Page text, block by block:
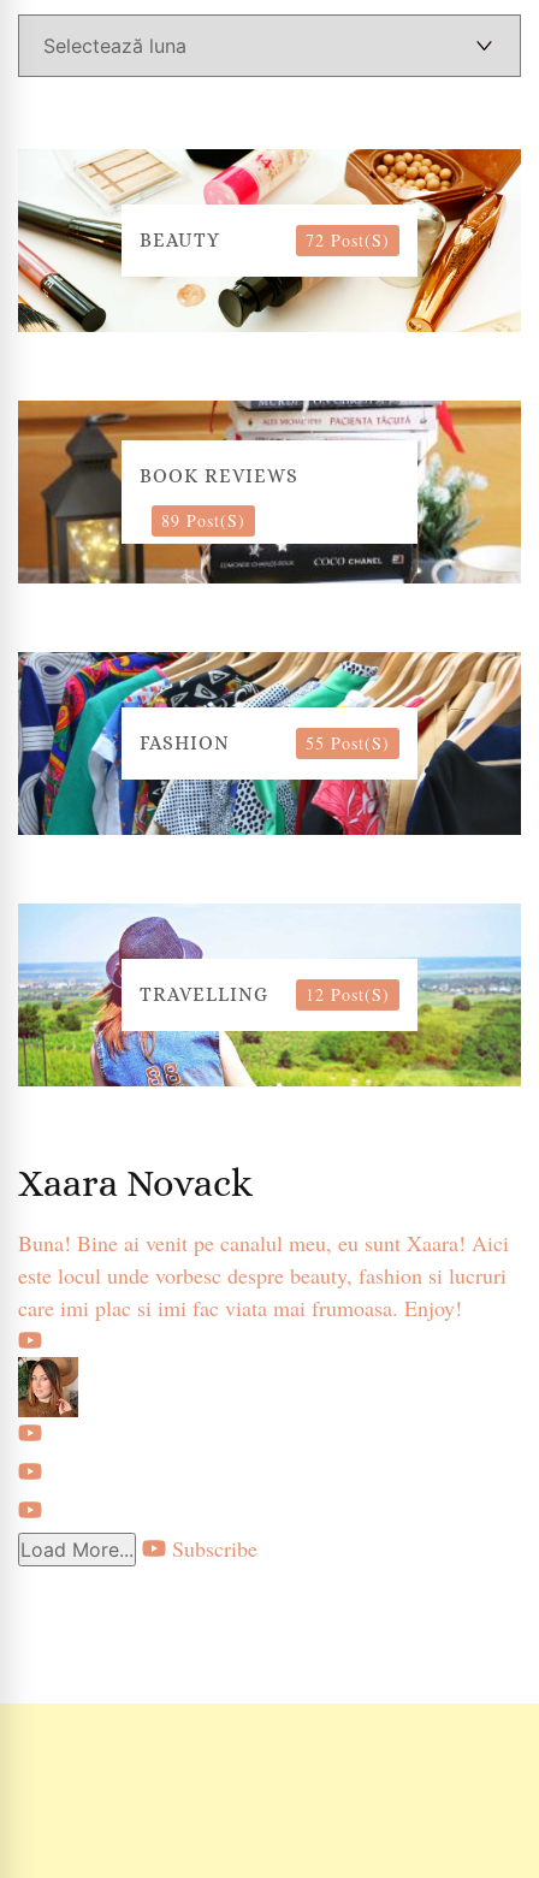
BEAUTY 72 Post(s)
BOOK REVIEWS
89 Post(s)
FASHION 55 Post(s)
TRAVELLING 12 Post(s)
Xaara Novack
Buna! Bine ai venit pe canalul meu, eu sunt Xaara! Aici
este locul unde vorbesc despre beauty, fashion si lucruri
care imi plac si imi fac viata mai frumoasa. Enjoy!
Load More... Subscribe